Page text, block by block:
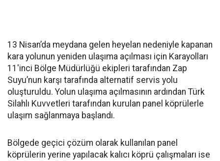
13 Nisan’da meydana gelen heyelan nedeniyle kapanan
kara yolunun yeniden ulaşıma açılması için Karayolları
11'inci Bölge Müdürlüğü ekipleri tarafından Zap
Suyu’nun karşı tarafında alternatif servis yolu
oluşturuldu. Yolun ulaşıma açılmasının ardından Türk
Silahlı Kuvvetleri tarafından kurulan panel köprülerle
ulaşım sağlanmaya başlandı.
Bölgede geçici çözüm olarak kullanılan panel
köprülerin yerine yapılacak kalıcı köprü çalışmaları ise